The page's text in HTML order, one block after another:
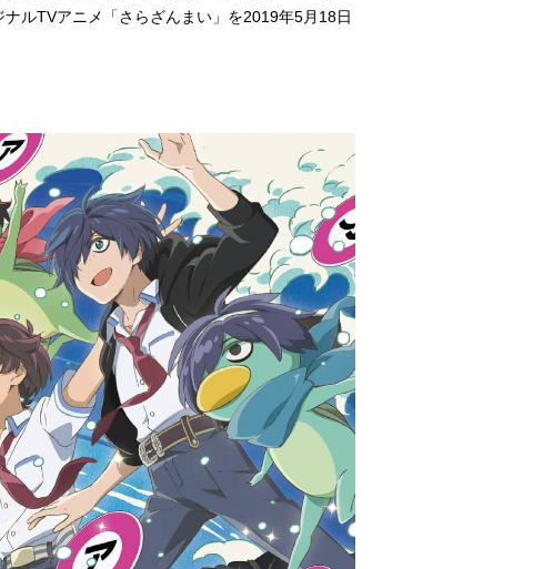
ルTVアニメ「さらざんまい」を2019年5月18日